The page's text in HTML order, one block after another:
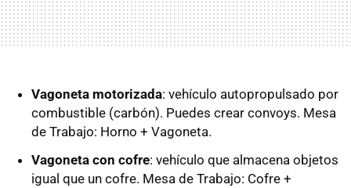
Vagoneta motorizada: vehículo autopropulsado por
combustible (carbón). Puedes crear convoys. Mesa
de Trabajo: Horno + Vagoneta.
Vagoneta con cofre: vehículo que almacena objetos
igual que un cofre. Mesa de Trabajo: Cofre +